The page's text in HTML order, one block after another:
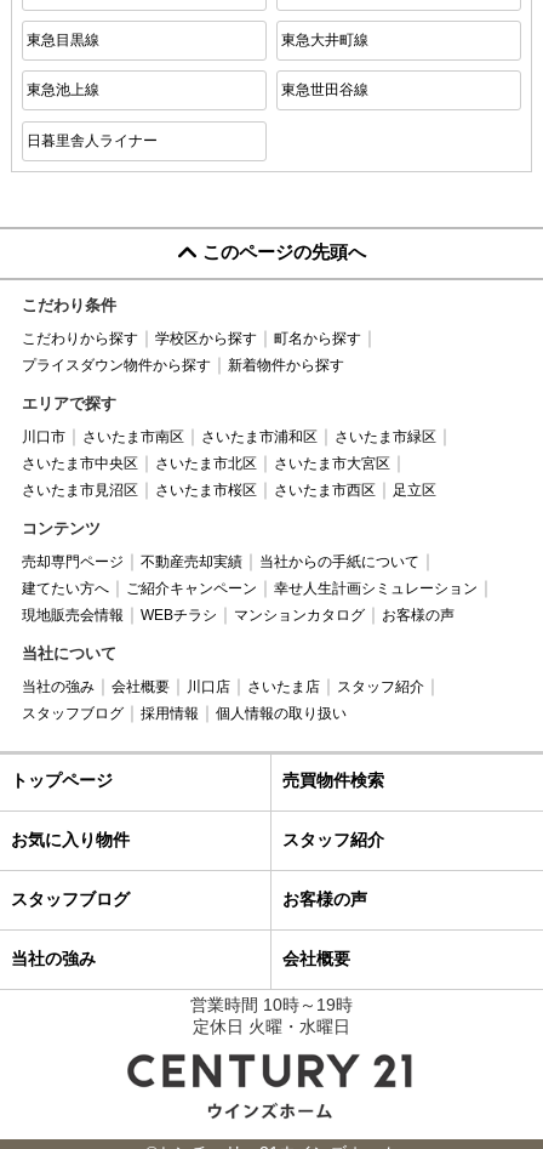
東急目黒線 東急大井町線
東急池上線 東急世田谷線
日暮里舎人ライナー
このページの先頭へ
こだわり条件
こだわりから探す 学校区から探す
町名から探す
プライスダウン物件から探す
新着物件から探す
エリアで探す
川口市 さいたま市南区 さいたま市浦和区
さいたま市緑区
さいたま市中央区
さいたま市北区
さいたま市大宮区
さいたま市見沼区
さいたま市桜区 さいたま市西区 足立区
コンテンツ
売却専門ページ 不動産売却実績
当社からの手紙について
建てたい方へ
ご紹介キャンペーン
幸せ人生計画シミュレーション
現地販売会情報
WEBチラシ マンションカタログ お客様の声
当社について
当社の強み 会社概要 川口店 さいたま店
スタッフ紹介
スタッフブログ
採用情報 個人情報の取り扱い
トップページ 売買物件検索
お気に入り物件 スタッフ紹介
スタッフブログ お客様の声
当社の強み 会社概要
営業時間 10時～19時
定休日 火曜・水曜日